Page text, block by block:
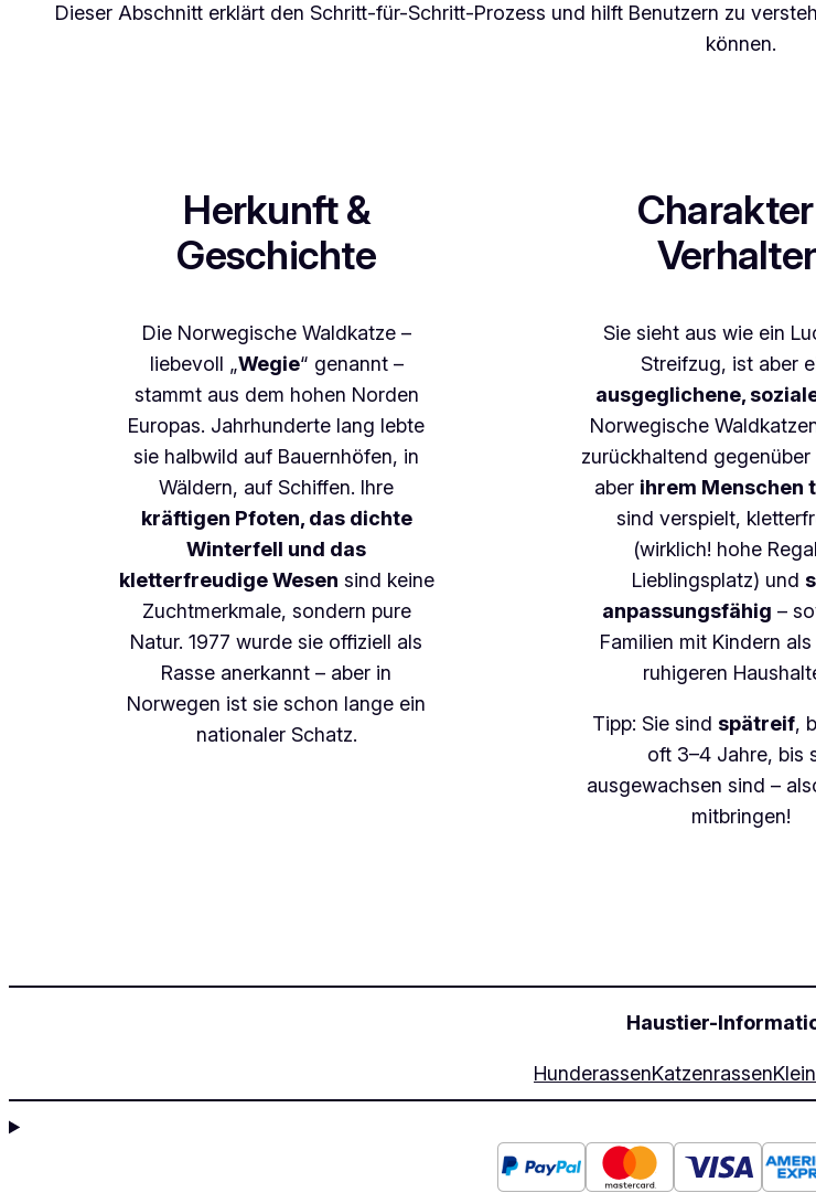
Dieser Abschnitt erklärt den Schritt-für-Schritt-Prozess und hilft Benutzern zu
können.
Herkunft &
Geschichte
Die Norwegische Waldkatze –
liebevoll „Wegie“ genannt –
stammt aus dem hohen Norden
Europas. Jahrhunderte lang lebte
sie halbwild auf Bauernhöfen, in
Wäldern, auf Schiffen. Ihre
kräftigen Pfoten, das dichte
Winterfell und das
kletterfreudige Wesen sind keine
Zuchtmerkmale, sondern pure
Natur. 1977 wurde sie offiziell als
Rasse anerkannt – aber in
Norwegen ist sie schon lange ein
nationaler Schatz.
Sie sieht aus wie ein
Streifzug, ist aber
ausgeglichene,
Norwegische
zurückhaltend gegenüber
aber ihrem Menschen
sind verspielt,
(wirklich! hohe
Lieblingsplatz) und
anpassungsfähig –
Familien mit Kindern
ruhigeren
Tipp: Sie sind spätreif,
oft 3–4 Jahre, bis
ausgewachsen sind –
mitbringen!
Haustier-
HunderassenKatzenrassen